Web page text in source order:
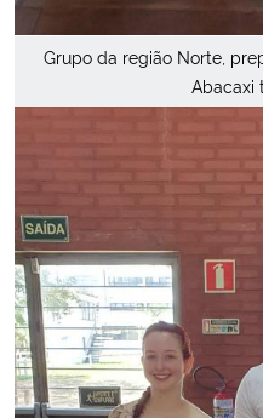
Grupo da região Norte,
Abacaxi